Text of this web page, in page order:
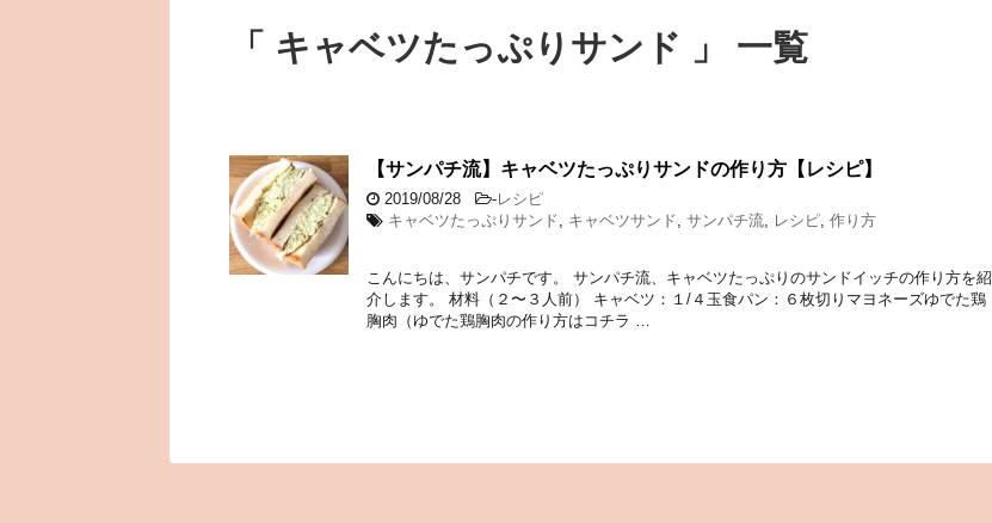
「 キャベツたっぷりサンド 」 一覧
【サンパチ流】キャベツたっぷりサンドの作り方【レシピ】
2019/08/28 -レシピ
キャベツたっぷりサンド, キャベツサンド, サンパチ流, レシピ, 作り方
こんにちは、サンパチです。 サンパチ流、キャベツたっぷりのサンドイッチの作り方を紹
介します。 材料（２〜３人前） キャベツ：１/４玉食パン：６枚切りマヨネーズゆでた鶏
胸肉（ゆでた鶏胸肉の作り方はコチラ …